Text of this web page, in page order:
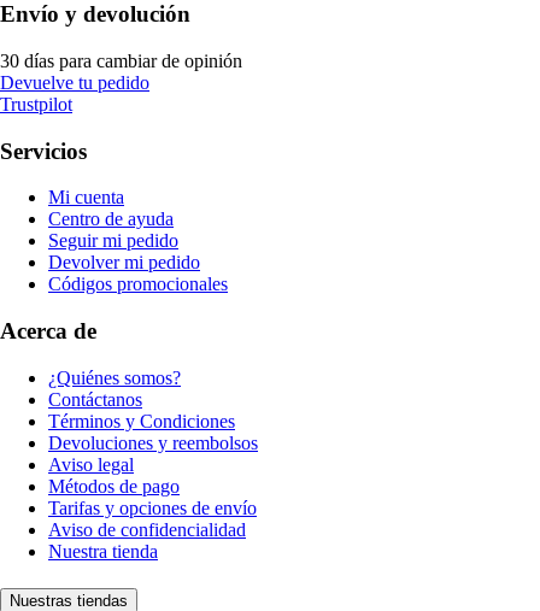
Envío y devolución
30 días para cambiar de opinión
Devuelve tu pedido
Trustpilot
Servicios
Mi cuenta
Centro de ayuda
Seguir mi pedido
Devolver mi pedido
Códigos promocionales
Acerca de
¿Quiénes somos?
Contáctanos
Términos y Condiciones
Devoluciones y reembolsos
Aviso legal
Métodos de pago
Tarifas y opciones de envío
Aviso de confidencialidad
Nuestra tienda
Nuestras tiendas